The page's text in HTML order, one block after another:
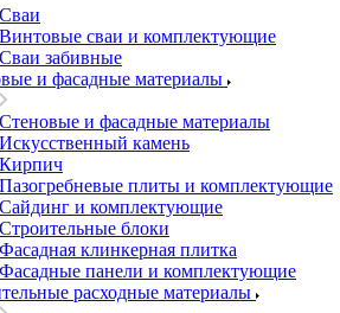
Сваи
Винтовые сваи и комплектующие
Сваи забивные
и фасадные материалы
Стеновые и фасадные материалы
Искусственный камень
Кирпич
Пазогребневые плиты и комплектующие
Сайдинг и комплектующие
Строительные блоки
Фасадная клинкерная плитка
Фасадные панели и комплектующие
расходные материалы